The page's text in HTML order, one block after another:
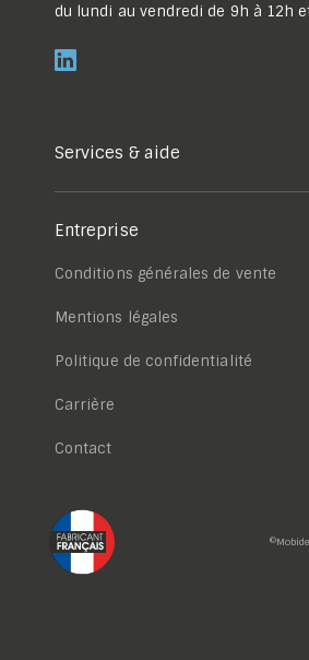
du lundi au vendredi de 9h à 12h
Services & aide
Entreprise
Conditions générales de vente
Mentions légales
Politique de confidentialité
Carrière
Contact